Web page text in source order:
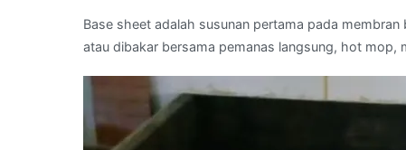
Base sheet adalah susunan pertama pada
atau dibakar bersama pemanas langsung, hot mop,